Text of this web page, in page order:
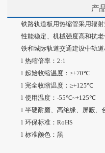
产
铁路轨道板用热缩管采用辐射
性能稳定、机械强度高和抗
铁和城际轨道交通建设中轨道板
l 热缩倍率： 2:1
l 起始收缩温度： ≥+70℃
l 完全收缩温度： ≥+125℃
l 使用温度： -55℃~+125℃
l 半硬耐磨、高绝缘、屏蔽
l 环保标准： RoHS
l 标准颜色：黑